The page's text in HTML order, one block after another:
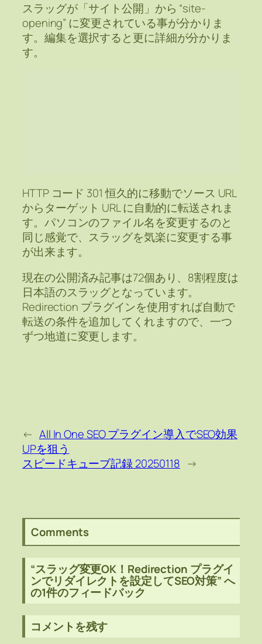
スラッグが「サイト公開」から “site-
opening” に変更されている事が分かりま
す。編集を選択すると更に詳細が分かりま
す。
HTTP コード 301 恒久的に移動でソース URL
からターゲット URL に自動的に転送されま
す。パソコンのファイル名を変更するのと
同じ感覚で、スラッグを気楽に変更する事
が出来ます。
現在の公開済み記事は72個あり、8割程度は
日本語のスラッグとなっています。
Redirection プラグインを使用すれば自動で
転送の条件を追加してくれますので、一つ
ずつ地道に変更します。
← All In One SEO プラグイン導入でSEO効果
UPを狙う
スピードキューブ記録 20250118 →
Comments
“スラッグ変更OK！Redirection プラグイ
ンでリダイレクトを設定してSEO対策” へ
の1件のフィードバック
コメントを残す